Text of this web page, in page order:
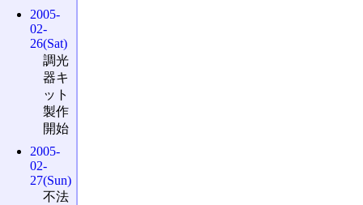
2005-
02-
26(Sat)
調光
器キ
ット
製作
開始
2005-
02-
27(Sun)
不法